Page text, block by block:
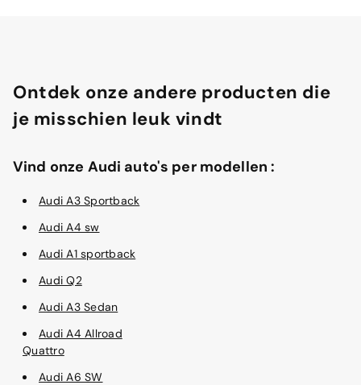
Ontdek onze andere producten die
je misschien leuk vindt
Vind onze Audi auto's per modellen :
Audi A3 Sportback
Audi A4 sw
Audi A1 sportback
Audi Q2
Audi A3 Sedan
Audi A4 Allroad
Quattro
Audi A6 SW